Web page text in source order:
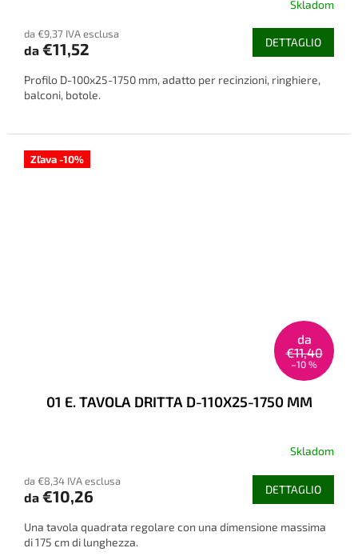
Skladom
da €9,37 IVA esclusa
da €11,52 DETTAGLIO
Profilo D-100x25-1750 mm, adatto per recinzioni, ringhiere,
balconi, botole.
Zľava -10%
da
€11,40
–10 %
01 E. TAVOLA DRITTA D-110X25-1750 MM
Skladom
da €8,34 IVA esclusa
da €10,26 DETTAGLIO
Una tavola quadrata regolare con una dimensione massima
di 175 cm di lunghezza.